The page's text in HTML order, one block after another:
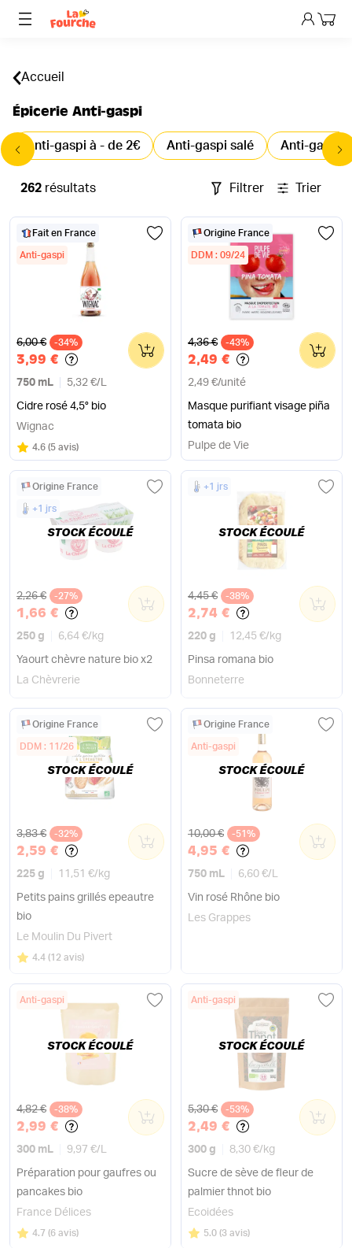
Mon
Accueil
Épicerie Anti-gaspi
Anti-gaspi à - de 2€ Anti-gaspi salé Anti-gaspi
262 résultats Filtrer Trier
Fait en France
Anti-gaspi
Ancien prix
6,00 € -34%
3,99 €
750 mL 5,32 €/ L
Cidre rosé 4,5° bio
0
Wignac
Note
4.6 sur 5
(5 avis)
Origine France
DDM : 09/24
Ancien prix
4,36 € -43%
2,49 €
2,49 €/unité
Masque purifiant visage piña
tomata bio
0
Pulpe de Vie
Origine France
+1 jrs
Ancien prix
2,26 € -27%
1,66 €
250 g 6,64 €/ kg
Yaourt chèvre nature bio x2
0
La Chèvrerie
STOCK ÉCOULÉ
+1 jrs
Ancien prix
4,45 € -38%
2,74 €
220 g 12,45 €/ kg
Pinsa romana bio
0
Bonneterre
STOCK ÉCOULÉ
Origine France
DDM : 11/26
Ancien prix
3,83 € -32%
2,59 €
225 g 11,51 €/ kg
Petits pains grillés epeautre
bio
0
Le Moulin Du Pivert
Note
4.4 sur 5
(12 avis)
STOCK ÉCOULÉ
Origine France
Anti-gaspi
Ancien prix
10,00 € -51%
4,95 €
750 mL 6,60 €/ L
Vin rosé Rhône bio
0
Les Grappes
STOCK ÉCOULÉ
Anti-gaspi
Ancien prix
4,82 € -38%
2,99 €
300 mL 9,97 €/ L
Préparation pour gaufres ou
pancakes bio
0
France Délices
Note
4.7 sur 5
(6 avis)
STOCK ÉCOULÉ
Anti-gaspi
Ancien prix
5,30 € -53%
2,49 €
300 g 8,30 €/ kg
Sucre de sève de fleur de
palmier thnot bio
0
Ecoidées
Note
5.0 sur 5
(3 avis)
STOCK ÉCOULÉ